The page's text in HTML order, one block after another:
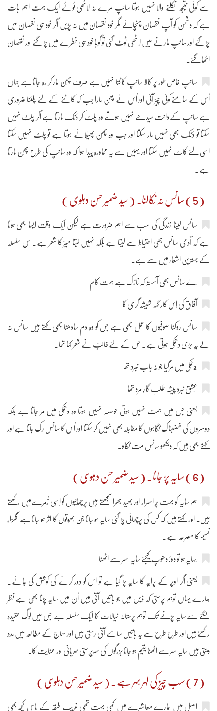
سے کوئی نتیجہ نکلنے والا نہیں ہوتا سانپ مرے نہ لاٹھی ٹوٹے ایک بہت اہم بات
ہے کہ دشمن کو آپ نقصان پہنچائے مگر خود نقصان میں نہ پڑیں اگر خود ہی نقصان میں
پڑ گئے اور سانپ مارنے میں لاٹھی ٹوٹ گئی تو گویا خود ہی خطرے میں پڑ گئے اور نقصان
اٹھا گئے۔
سانپ خاص طور پر کالا سانپ کاٹتا نہیں ہے صرف پھَن مار کر رہ جاتا ہے جہاں
اُس کے سامنے کوئی چیز آئی اور اُس نے پھَن مارا جب کہ کاٹنے کے لئے پلٹنا ضروری
ہے سانپ کے دانت سیدھے نہیں ہوتے وہ پلٹ کر ڈنک مارتا ہے اگر پلٹ نہیں
سکتا تو ڈنک بھی نہیں مار سکتا اور جب وہ پھَن پھیلائے ہوتا ہے تو پلٹ نہیں سکتا
اسی لئے کاٹ نہیں سکتا اور یہیں سے یہ محاورہ پیدا ہوا کہ وہ سانپ کی طرح پھَن مارتا
ہے۔
( 5 ) سانس نہ نکالنا۔ ( سید ضمیر حسن دہلوی )
سانس لینا زندگی کی سب سے اہم ضرورت ہے لیکن ایک وقت ایسا بھی ہوتا
ہے کہ آدمی سانس بھی احتیاط سے لیتا ہے بلکہ نہیں لیتا میرؔ کا شعر ہے۔ اس سلسلہ
کے بہترین اشعار میں سے ہے۔
آفاق کی اِس کار گہہ شیشہ گری کا
سانس روکنا صوفیوں کا عمل بھی ہے جس کو وہ دمِ سادھنا بھی کہتے ہیں سانس نہ
لے یہ بڑی دھمکی ہوتی ہے۔ جس کے لئے غالبؔ نے شعر کہا تھا۔
عِشق نبرد پیشہ طلب گارِ مرد تھا
یعنی جس میں ہمت نہیں ہوتی حوصلہ نہیں ہوتا وہ دھمکی میں مر جاتا ہے بلکہ
دوسروں کی غضبناک نگاہوں کا مقابلہ بھی نہیں کر سکتا اور اُس کا سانس رک جاتا ہے اور
کہتے بھی ہیں کہ دیکھو سانس مت نکالو۔
( 6 ) سایہ پڑ جانا۔ ( سید ضمیر حسن دہلوی )
ہم سایہ کو بہت پُر اسرار اور بھید بھرا سمجھتے ہیں پرچھائیوں کو اِسی زُمرے میں رکھتے
ہیں۔ اور کہتے ہیں کہ کس کی پرچھائی پڑ گئی سایہ ہو جانا جن بھُوتوں کا اثر ہو جانا ہے گلزارِ
نسیم کا مصرعہ ہے۔
یعنی اگر اوپَر کے پرایہ کا سایہ پڑ گیا ہے تو اس کو دور کرنے کی کوشش کی جائے۔
ہمارے یہاں توہم پرستی کہ ذیل میں جو باتیں آتی ہیں اُن میں سایہ پڑنا بھی ہے نظر
لگنے سے سایہ پڑنے تک توہم پرستانہ خیالات کا ایک سلسلہ ہے جس میں لوگ عقیدہ
رکھتے ہیں اور طرح طرح سے یہ باتیں سامنے آتی رہتی ہیں اور سماج کے مطالعہ میں مدد
دیتی ہیں سایہ سر سے اٹھنا یتیم ہو جانا بزرگوں کی سرپرستی مہربانی اور عنایت کا۔
( 7 ) سب چیز کی لہر بہر ہے۔ ( سید ضمیر حسن دہلوی )
اصل میں ہمارے معاشرے میں کمی بہت تھی غریب طبقہ کے پاس کچھ بھی